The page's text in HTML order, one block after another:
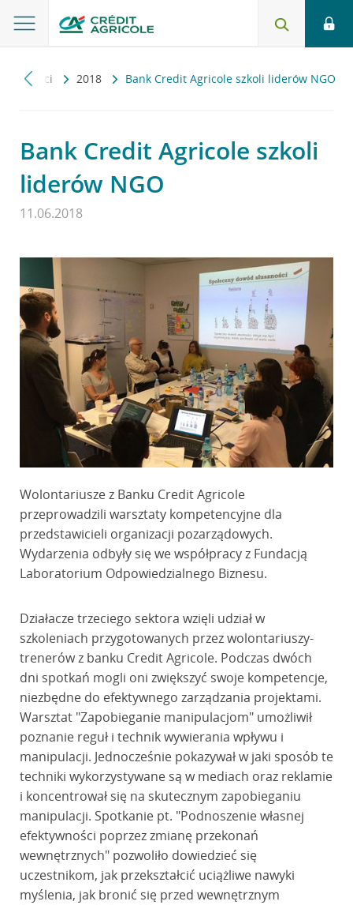
2018 Bank Credit Agricole szkoli liderów NGO
Bank Credit Agricole szkoli
liderów NGO
11.06.2018
Wolontariusze z Banku Credit Agricole
przeprowadzili warsztaty kompetencyjne dla
przedstawicieli organizacji pozarządowych.
Wydarzenia odbyły się we współpracy z Fundacją
Laboratorium Odpowiedzialnego Biznesu.
Działacze trzeciego sektora wzięli udział w
szkoleniach przygotowanych przez wolontariuszy-
trenerów z banku Credit Agricole. Podczas dwóch
dni spotkań mogli oni zwiększyć swoje kompetencje,
niezbędne do efektywnego zarządzania projektami.
Warsztat "Zapobieganie manipulacjom" umożliwił
poznanie reguł i technik wywierania wpływu i
manipulacji. Jednocześnie pokazywał w jaki sposób te
techniki wykorzystywane są w mediach oraz reklamie
i koncentrował się na skutecznym zapobieganiu
manipulacji. Spotkanie pt. "Podnoszenie własnej
efektywności poprzez zmianę przekonań
wewnętrznych" pozwoliło dowiedzieć się
uczestnikom, jak przekształcić uciążliwe nawyki
myślenia, jak bronić się przed wewnętrznym